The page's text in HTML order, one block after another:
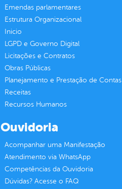
Emendas parlamentares
Estrutura Organizacional
Inicio
LGPD e Governo Digital
Licitações e Contratos
Obras Públicas
Planejamento e Prestação de Contas
Receitas
Recursos Humanos
Ouvidoria
Acompanhar uma Manifestação
Atendimento via WhatsApp
Competências da Ouvidoria
Dúvidas? Acesse o FAQ